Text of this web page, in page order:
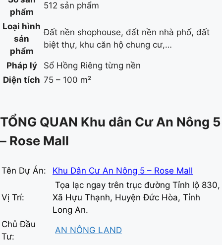
phẩm
512 sản phẩm
Loại hình
sản
phẩm
Đất nền shophouse, đất nền nhà phố, đất
biệt thự, khu căn hộ chung cư,…
Pháp lý
Sổ Hồng Riêng từng nền
Diện tích 75 – 100 m²
TỔNG QUAN Khu dân Cư An Nông 5
– Rose Mall
Tên Dự Án: Khu Dân Cư An Nông 5 – Rose Mall
Vị Trí:
Tọa lạc ngay trên trục đường Tỉnh lộ 830,
Xã Hựu Thạnh, Huyện Đức Hòa, Tỉnh
Long An.
Chủ Đầu
Tư:
AN NÔNG LAND